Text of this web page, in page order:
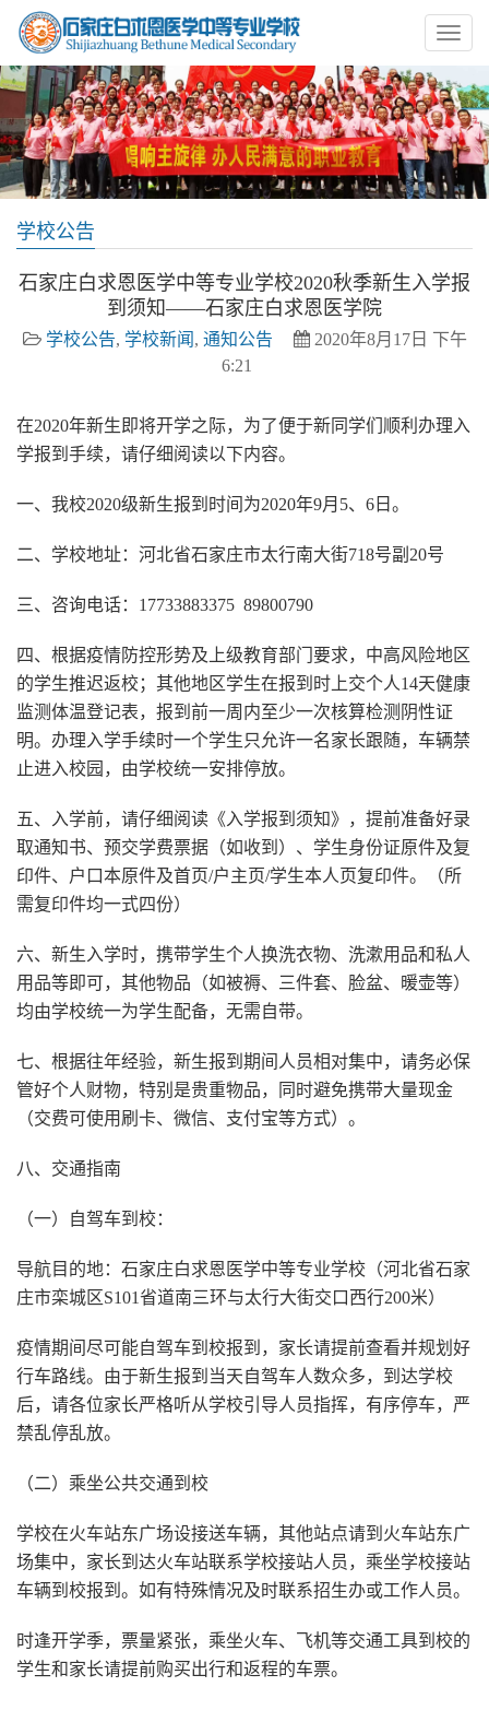
学校公告
石家庄白求恩医学中等专业学校2020秋季新生入学报
到须知——石家庄白求恩医学院
学校公告, 学校新闻 , 通知公告
2020年8月17日 下午
6:21
在2020年新生即将开学之际，为了便于新同学们顺利办理入
学报到手续，请仔细阅读以下内容。
一、我校2020级新生报到时间为2020年9月5、6日。
二、学校地址：河北省石家庄市太行南大街718号副20号
三、咨询电话：17733883375 89800790
四、根据疫情防控形势及上级教育部门要求，中高风险地区
的学生推迟返校；其他地区学生在报到时上交个人14天健康
监测体温登记表，报到前一周内至少一次核算检测阴性证
明。办理入学手续时一个学生只允许一名家长跟随，车辆禁
止进入校园，由学校统一安排停放。
五、入学前，请仔细阅读《入学报到须知》，提前准备好录
取通知书、预交学费票据（如收到）、学生身份证原件及复
印件、户口本原件及首页/户主页/学生本人页复印件。（所
需复印件均一式四份）
六、新生入学时，携带学生个人换洗衣物、洗漱用品和私人
用品等即可，其他物品（如被褥、三件套、脸盆、暖壶等）
均由学校统一为学生配备，无需自带。
七、根据往年经验，新生报到期间人员相对集中，请务必保
管好个人财物，特别是贵重物品，同时避免携带大量现金
（交费可使用刷卡、微信、支付宝等方式）。
八、交通指南
（一）自驾车到校：
导航目的地：石家庄白求恩医学中等专业学校（河北省石家
庄市栾城区S101省道南三环与太行大街交口西行200米）
疫情期间尽可能自驾车到校报到，家长请提前查看并规划好
行车路线。由于新生报到当天自驾车人数众多，到达学校
后，请各位家长严格听从学校引导人员指挥，有序停车，严
禁乱停乱放。
（二）乘坐公共交通到校
学校在火车站东广场设接送车辆，其他站点请到火车站东广
场集中，家长到达火车站联系学校接站人员，乘坐学校接站
车辆到校报到。如有特殊情况及时联系招生办或工作人员。
时逢开学季，票量紧张，乘坐火车、飞机等交通工具到校的
学生和家长请提前购买出行和返程的车票。